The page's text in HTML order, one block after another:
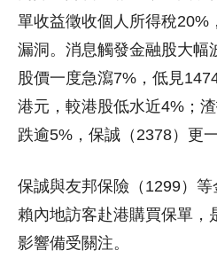
單收益徵收個人所得稅20%
漏洞。消息觸發金融股大幅
股價一度急瀉7%，低見
港元，較港股低水近4%；
跌逾5%，保誠（2378）更
保誠與友邦保險（1299）
賴內地訪客赴港購買保單，
影響備受關注。